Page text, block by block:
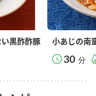
い黒酢酢豚 小あじの南
30 分